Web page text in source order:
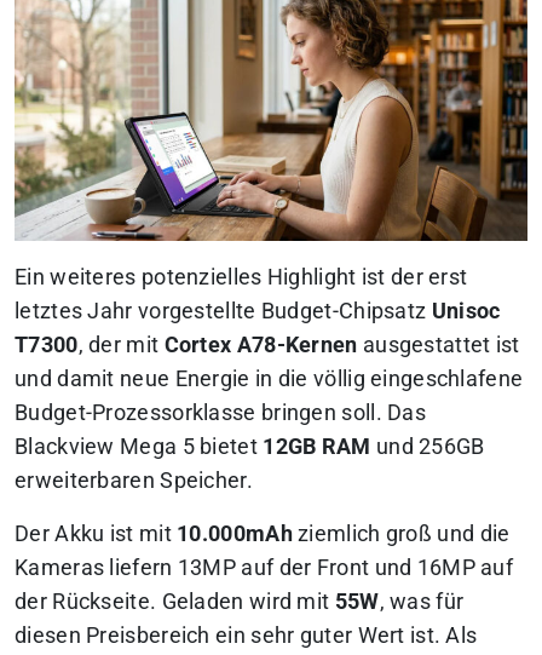
Ein weiteres potenzielles Highlight ist der erst
letztes Jahr vorgestellte Budget-Chipsatz Unisoc
T7300, der mit Cortex A78-Kernen ausgestattet ist
und damit neue Energie in die völlig eingeschlafene
Budget-Prozessorklasse bringen soll. Das
Blackview Mega 5 bietet 12GB RAM und 256GB
erweiterbaren Speicher.
Der Akku ist mit 10.000mAhziemlich groß und die
Kameras liefern 13MP auf der Front und 16MP auf
der Rückseite. Geladen wird mit 55W, was für
diesen Preisbereich ein sehr guter Wert ist. Als